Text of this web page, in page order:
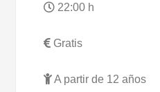
22:00 h
Gratis
A partir de 12 años